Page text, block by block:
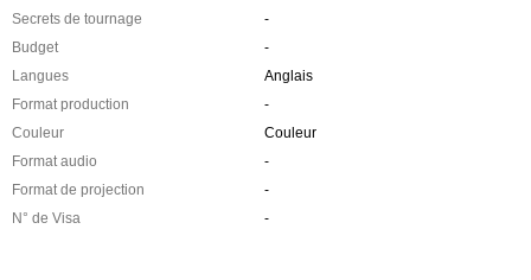
Secrets de tournage
-
Budget
-
Langues
Anglais
Format production
-
Couleur
Couleur
Format audio
-
Format de projection
-
N° de Visa
-